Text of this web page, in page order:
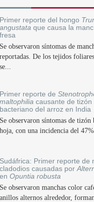
Primer reporte del hongo
angustata que causa la
fresa
Se observaron síntomas de
reportadas. De los tejidos
se...
Primer reporte de
maltophilia causante de tizón
bacteriano del arroz en India
Se observaron síntomas de tizón
hoja, con una incidencia del
Sudáfrica: Primer reporte de
cladodios causadas por
en Opuntia robusta
Se observaron manchas color
anillos alternos alrededor,